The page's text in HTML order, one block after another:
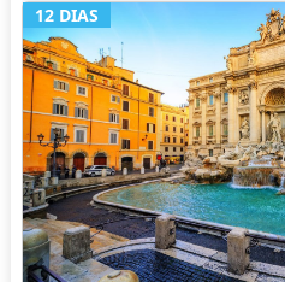
12 DIAS